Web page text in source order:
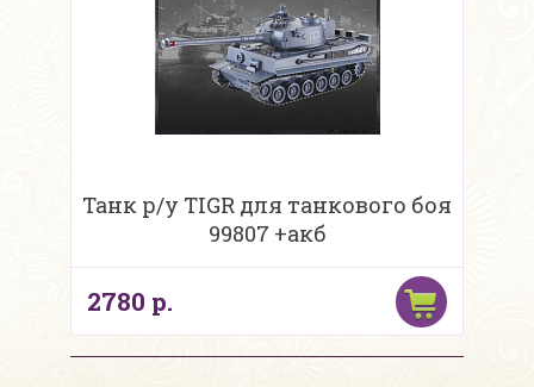
Танк р/у TIGR для танкового боя
99807 +акб
2780 р.